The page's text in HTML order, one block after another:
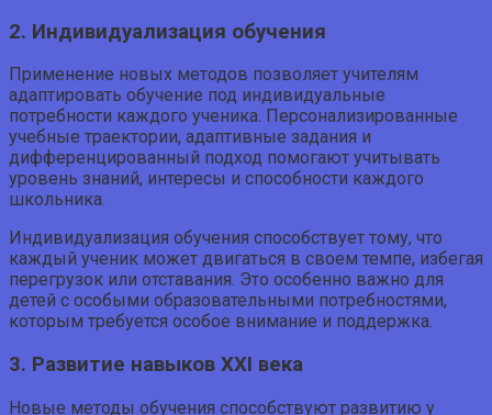
2. Индивидуализация обучения
Применение новых методов позволяет учителям
адаптировать обучение под индивидуальные
потребности каждого ученика. Персонализированные
учебные траектории, адаптивные задания и
дифференцированный подход помогают учитывать
уровень знаний, интересы и способности каждого
школьника.
Индивидуализация обучения способствует тому, что
каждый ученик может двигаться в своем темпе, избегая
перегрузок или отставания. Это особенно важно для
детей с особыми образовательными потребностями,
которым требуется особое внимание и поддержка.
3. Развитие навыков XXI века
Новые методы обучения способствуют развитию у